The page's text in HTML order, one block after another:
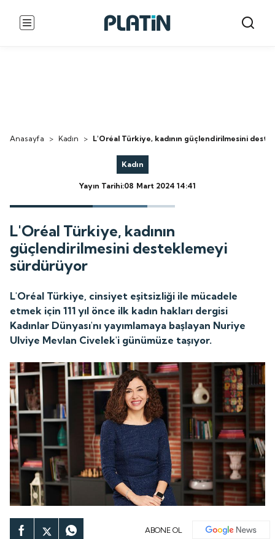
Anasayfa > Kadın > L'Oréal Türkiye, kadının güçlendirilmesini
Kadın
Yayın Tarihi:08 Mart 2024 14:41
L'Oréal Türkiye, kadının
güçlendirilmesini desteklemeyi
sürdürüyor
L'Oréal Türkiye, cinsiyet eşitsizliği ile mücadele
etmek için 111 yıl önce ilk kadın hakları dergisi
Kadınlar Dünyası'nı yayımlamaya başlayan Nuriye
Ulviye Mevlan Civelek'i günümüze taşıyor.
ABONE OL